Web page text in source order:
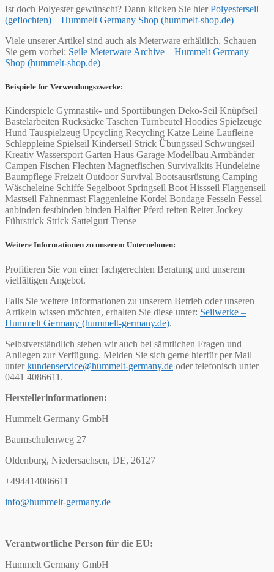
Ist doch Polyester gewünscht? Dann klicken Sie hierPolyesterseil
(geflochten) – Hummelt Germany Shop (hummelt-shop.de)
Viele unserer Artikel sind auch als Meterware erhältlich. Schauen
Sie gern vorbei: Seile Meterware Archive – Hummelt Germany
Shop (hummelt-shop.de)
Beispiele für Verwendungszwecke:
Kinderspiele Gymnastik- und Sportübungen Deko-Seil Knüpfseil
Bastelarbeiten Rucksäcke Taschen Turnbeutel Hoodies Spielzeuge
Hund Tauspielzeug Upcycling Recycling Katze Leine Laufleine
Schleppleine Spielseil Kinderseil Strick Übungsseil Schwungseil
Kreativ Wassersport Garten Haus Garage Modellbau Armbänder
Campen Fischen Flechten Magnetfischen Survivalkits Hundeleine
Baumpflege Freizeit Outdoor Survival Bootsausrüstung Camping
Wäscheleine Schiffe Segelboot Springseil Boot Hissseil Flaggenseil
Mastseil Fahnenmast Flaggenleine Kordel Bondage Fesseln Fessel
anbinden festbinden binden Halfter Pferd reiten Reiter Jockey
Führstrick Strick Sattelgurt Trense
Weitere Informationen zu unserem Unternehmen:
Profitieren Sie von einer fachgerechten Beratung und unserem
vielfältigen Angebot.
Falls Sie weitere Informationen zu unserem Betrieb oder unseren
Artikeln wissen möchten, erhalten Sie diese unter: Seilwerke –
Hummelt Germany (hummelt-germany.de).
Selbstverständlich stehen wir auch bei sämtlichen Fragen und
Anliegen zur Verfügung. Melden Sie sich gerne hierfür per Mail
unterkundenservice@hummelt-germany.de oder telefonisch unter
0441 4086611.
Herstellerinformationen:
Hummelt Germany GmbH
Baumschulenweg 27
Oldenburg, Niedersachsen, DE, 26127
+494414086611
info@hummelt-germany.de
Verantwortliche Person für die EU:
Hummelt Germany GmbH